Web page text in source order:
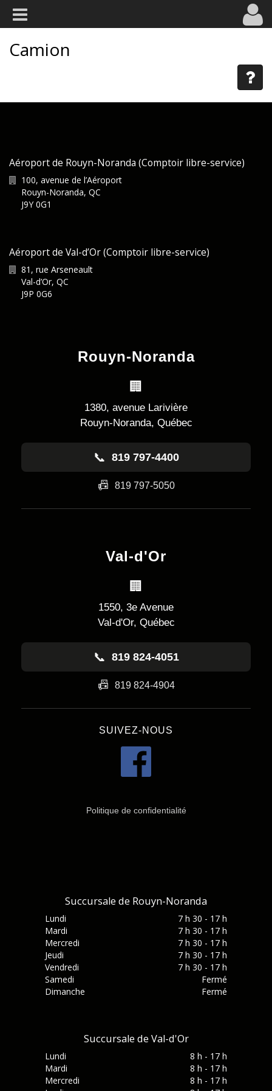
Camion
Aéroport de Rouyn-Noranda (Comptoir libre-service)
100, avenue de l’Aéroport
Rouyn-Noranda, QC
J9Y 0G1
Aéroport de Val-d’Or (Comptoir libre-service)
81, rue Arseneault
Val-d’Or, QC
J9P 0G6
Rouyn-Noranda
🏢
1380, avenue Larivière
Rouyn-Noranda, Québec
📞 819 797-4400
📠 819 797-5050
Val-d'Or
🏢
1550, 3e Avenue
Val-d'Or, Québec
📞 819 824-4051
📠 819 824-4904
SUIVEZ-NOUS
Politique de confidentialité
Succursale de Rouyn-Noranda
Lundi
7 h 30 - 17 h
Mardi
7 h 30 - 17 h
Mercredi
7 h 30 - 17 h
Jeudi
7 h 30 - 17 h
Vendredi
7 h 30 - 17 h
Samedi
Fermé
Dimanche
Fermé
Succursale de Val-d'Or
Lundi
8 h - 17 h
Mardi
8 h - 17 h
Mercredi
8 h - 17 h